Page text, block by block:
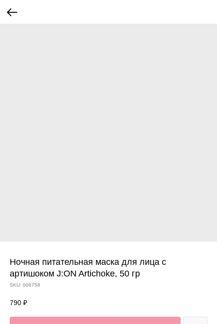
Ночная питательная маска для лица с
артишоком J:ON Artichoke, 50 гр
SKU: 006758
790 ₽